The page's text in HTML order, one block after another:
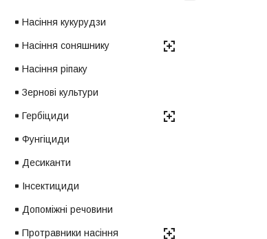
Насіння кукурудзи
Насіння соняшнику
Насіння ріпаку
Зернові культури
Гербіциди
Фунгіциди
Десиканти
Інсектициди
Допоміжні речовини
Протравники насіння